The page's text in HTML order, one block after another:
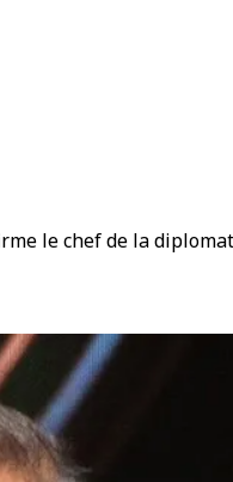
le chef de la